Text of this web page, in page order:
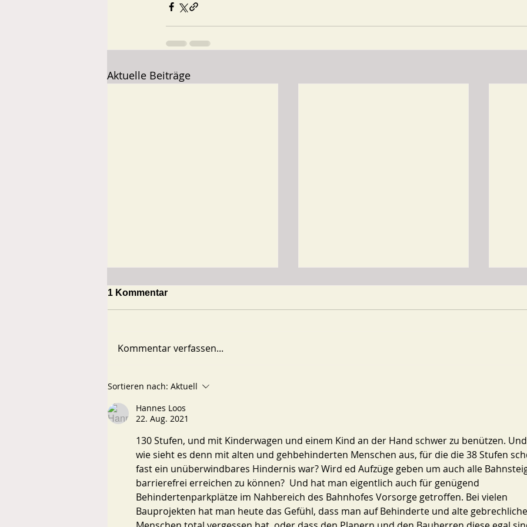
Aktuelle Beiträge
Petitionserfolg: 898
1 Kommentar
Kommentar verfassen...
Sortieren nach: Aktuell
Hannes Loos
22. Aug. 2021
130 Stufen, und mit Kinderwagen und einem Kind an der Hand schwer zu benützen. Und
wie sieht es denn mit alten und gehbehinderten Menschen aus, für die die 38 Stufen
fast ein unüberwindbares Hindernis war? Wird ed Aufzüge geben um auch alle
barrierefrei erreichen zu können?  Und hat man eigentlich auch für genügend
Behindertenparkplätze im Nahbereich des Bahnhofes Vorsorge getroffen. Bei vielen
Bauprojekten hat man heute das Gefühl, dass man auf Behinderte und alte gebrechliche